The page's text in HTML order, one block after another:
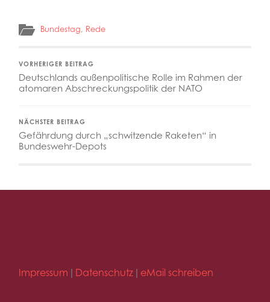
Bundestag, Rede
VORHERIGER BEITRAG
Deutschlands außenpolitische Rolle im Rahmen der
atomaren Abschreckungspolitik der NATO
NÄCHSTER BEITRAG
Gefährdung durch „schwitzende Raketen“ in
Bundeswehr-Depots
Impressum Datenschutz eMail schreiben